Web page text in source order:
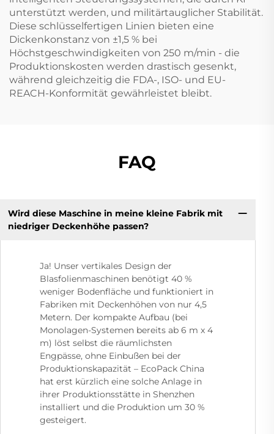
unterstützt werden, und militärtauglicher Stabilität.
Diese schlüsselfertigen Linien bieten eine
Dickenkonstanz von ±1,5 % bei
Höchstgeschwindigkeiten von 250 m/min - die
Produktionskosten werden drastisch gesenkt,
während gleichzeitig die FDA-, ISO- und EU-
REACH-Konformität gewährleistet bleibt.
FAQ
Wird diese Maschine in meine kleine Fabrik mit
niedriger Deckenhöhe passen?
Ja! Unser vertikales Design der
Blasfolienmaschinen benötigt 40 %
weniger Bodenfläche und funktioniert in
Fabriken mit Deckenhöhen von nur 4,5
Metern. Der kompakte Aufbau (bei
Monolagen-Systemen bereits ab 6 m x 4
m) löst selbst die räumlichsten
Engpässe, ohne Einbußen bei der
Produktionskapazität – EcoPack China
hat erst kürzlich eine solche Anlage in
ihrer Produktionsstätte in Shenzhen
installiert und die Produktion um 30 %
gesteigert.